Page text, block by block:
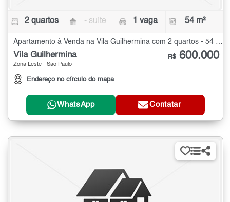
2 quartos - suíte 1 vaga 54 m²
Vila Guilhermina
Zona Leste - São Paulo
Endereço no círculo do mapa
R$ 600.000
WhatsApp Contatar